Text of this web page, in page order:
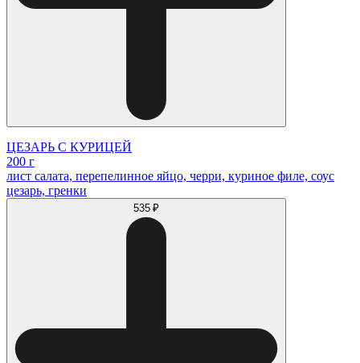
ЦЕЗАРЬ С КУРИЦЕЙ
200 г
лист салата, перепелинное яйцо, черри, куриное филе, соус
цезарь, гренки
535 ₽